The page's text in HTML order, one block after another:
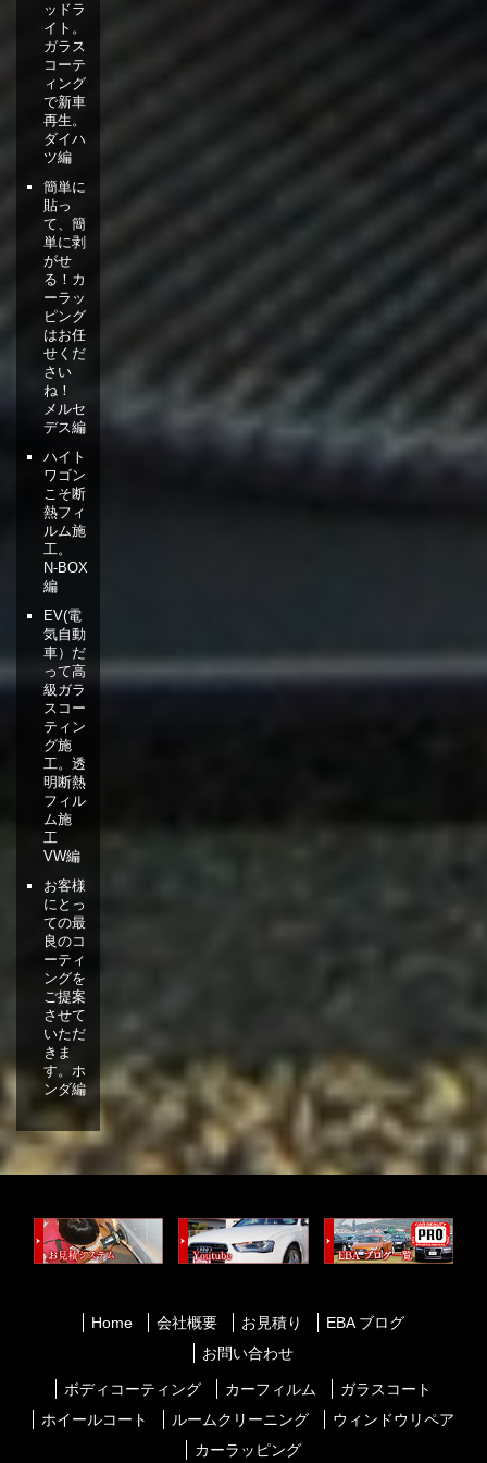
ッドラ
イト。
ガラス
コーテ
ィング
で新車
再生。
ダイハ
ツ編
簡単に
貼っ
て、簡
単に剥
がせ
る！カ
ーラッ
ピング
はお任
せくだ
さい
ね！
メルセ
デス編
ハイト
ワゴン
こそ断
熱フィ
ルム施
工。
N-BOX
編
EV(電
気自動
車）だ
って高
級ガラ
スコー
ティン
グ施
工。透
明断熱
フィル
ム施
工
VW編
お客様
にとっ
ての最
良のコ
ーティ
ングを
ご提案
させて
いただ
きま
す。ホ
ンダ編
Home 会社概要 お見積り
EBA ブログ
お問い合わせ
ボディコーティング カーフィルム
ガラスコート
ホイールコート
ルームクリーニング
ウィンドウリペア
カーラッピング